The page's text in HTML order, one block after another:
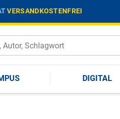
VERSANDKOSTENFREI
DIGITAL